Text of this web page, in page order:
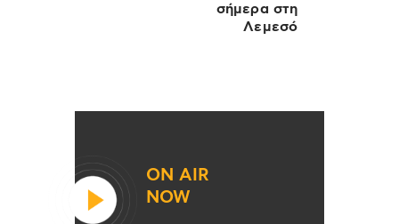
σήμερα στη
Λεμεσό
ON AIR
NOW